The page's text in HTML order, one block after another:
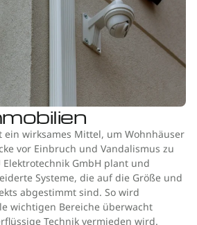
ein wirksames Mittel, um Wohnhäuser
vor Einbruch und Vandalismus zu
Elektrotechnik GmbH plant und
Systeme, die auf die Größe und
abgestimmt sind. So wird
wichtigen Bereiche überwacht
Technik vermieden wird.